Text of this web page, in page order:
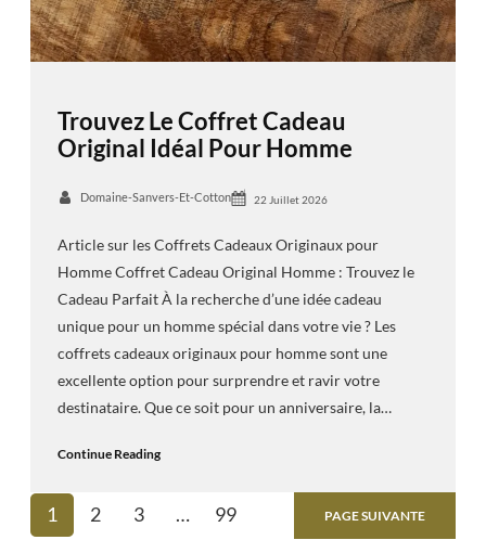
Trouvez Le Coffret Cadeau
Original Idéal Pour Homme
Domaine-Sanvers-Et-Cotton 22 Juillet 2026
Article sur les Coffrets Cadeaux Originaux pour
Homme Coffret Cadeau Original Homme : Trouvez le
Cadeau Parfait À la recherche d’une idée cadeau
unique pour un homme spécial dans votre vie ? Les
coffrets cadeaux originaux pour homme sont une
excellente option pour surprendre et ravir votre
destinataire. Que ce soit pour un anniversaire, la…
Continue Reading
1 2 3 … 99 PAGE SUIVANTE